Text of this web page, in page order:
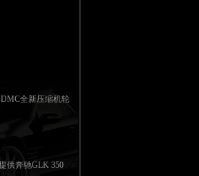
全新压缩机轮
供奔驰GLK 350